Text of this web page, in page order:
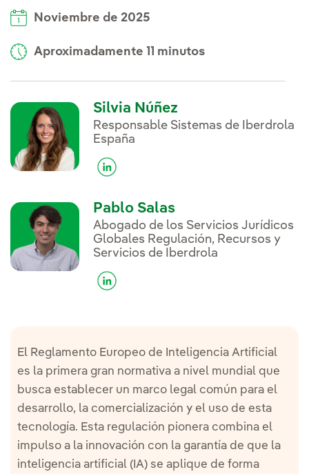
Noviembre de 2025
Aproximadamente 11 minutos
Silvia Núñez
Responsable Sistemas de Iberdrola
España
Pablo Salas
Abogado de los Servicios Jurídicos
Globales Regulación, Recursos y
Servicios de Iberdrola
El Reglamento Europeo de Inteligencia Artificial
es la primera gran normativa a nivel mundial que
busca establecer un marco legal común para el
desarrollo, la comercialización y el uso de esta
tecnología. Esta regulación pionera combina el
impulso a la innovación con la garantía de que la
inteligencia artificial (IA) se aplique de forma